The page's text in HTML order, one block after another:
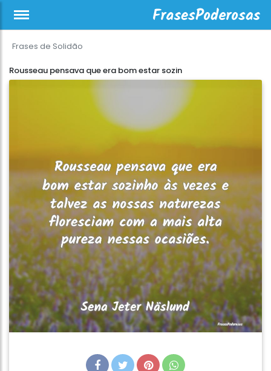
Frases de Solidão
Rousseau pensava que era bom estar sozin